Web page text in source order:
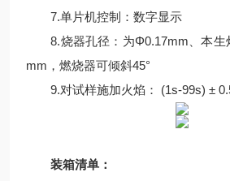
7.单片机控制：数字显示
8.烧器孔径：为Φ0.17mm、本生
mm，燃烧器可倾斜45°
9.对试样施加火焰： (1s-99s) ±
装箱清单：